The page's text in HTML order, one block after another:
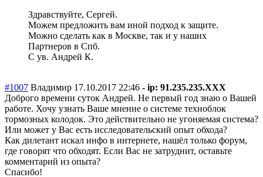
Здравствуйте, Сергей.
Можем предложить вам иной подход к защите.
Можно сделать как в Москве, так и у наших
Партнеров в Спб.
С ув. Андрей К.
#1007 Владимир 17.10.2017 22:46 - ip: 91.235.235.XXX
Доброго времени суток Андрей. Не первый год знаю о Вашей
работе. Хочу узнать Ваше мнение о системе техноблок
тормозных колодок. Это действительно не угоняемая система?
Или может у Вас есть исследовательский опыт обхода?
Как дилетант искал инфо в интернете, нашёл только форум,
где говорят что обходят. Если Вас не затруднит, оставьте
комментарий из опыта?
Спасибо!